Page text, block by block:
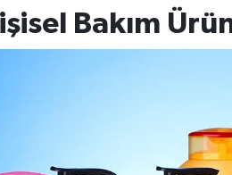
Bakım